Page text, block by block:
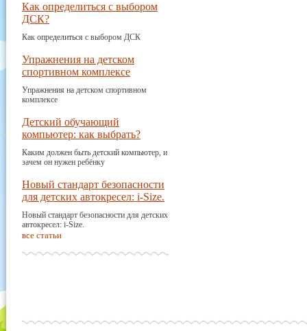
Как определиться с выбором
ДСК?
Как определиться с выбором ДСК
Упражнения на детском
спортивном комплексе
Упражнения на детском спортивном
комплексе
Детский обучающий
компьютер: как выбрать?
Каким должен быть детский компьютер, и
зачем он нужен ребёнку
Новый стандарт безопасности
для детских автокресел: i-Size.
Новый стандарт безопасности для детских
автокресел: i-Size.
все статьи